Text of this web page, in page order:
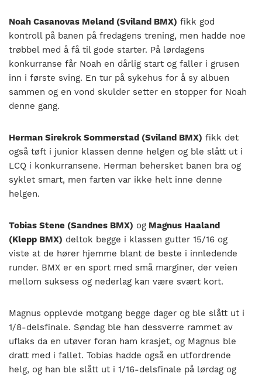
Noah Casanovas Meland (Sviland BMX) fikk god
kontroll på banen på fredagens trening, men hadde noe
trøbbel med å få til gode starter. På lørdagens
konkurranse får Noah en dårlig start og faller i grusen
inn i første sving. En tur på sykehus for å sy albuen
sammen og en vond skulder setter en stopper for Noah
denne gang.
Herman Sirekrok Sommerstad (Sviland BMX) fikk det
også tøft i junior klassen denne helgen og ble slått ut i
LCQ i konkurransene. Herman behersket banen bra og
syklet smart, men farten var ikke helt inne denne
helgen.
Tobias Stene (Sandnes BMX) og Magnus Haaland
(Klepp BMX) deltok begge i klassen gutter 15/16 og
viste at de hører hjemme blant de beste i innledende
runder. BMX er en sport med små marginer, der veien
mellom suksess og nederlag kan være svært kort.
Magnus opplevde motgang begge dager og ble slått ut i
1/8-delsfinale. Søndag ble han dessverre rammet av
uflaks da en utøver foran ham krasjet, og Magnus ble
dratt med i fallet. Tobias hadde også en utfordrende
helg, og han ble slått ut i 1/16-delsfinale på lørdag og